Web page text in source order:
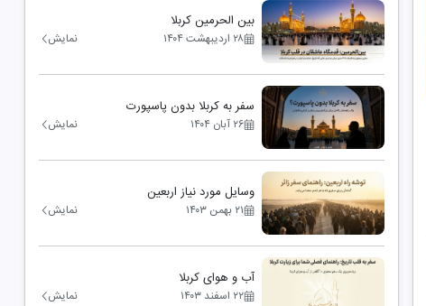
بین الحرمین کربلا
۲۸ اردیبهشت ۱۴۰۴ نمایش
سفر به کربلا بدون پاسپورت
۲۶ آبان ۱۴۰۴ نمایش
وسایل مورد نیاز اربعین
۲۱ بهمن ۱۴۰۳ نمایش
آب و هوای کربلا
۲۲ اسفند ۱۴۰۳ نمایش